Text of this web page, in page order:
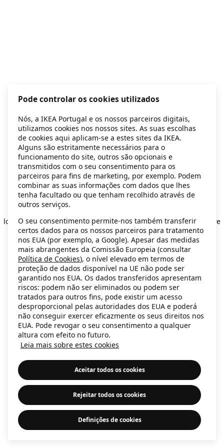
Application error: a client-side exception has occurred
loadingsecondhand.ikea.com (see the browser console for more
information).
Pode controlar os cookies utilizados
Nós, a IKEA Portugal e os nossos parceiros digitais,
utilizamos cookies nos nossos sites. As suas escolhas
de cookies aqui aplicam-se a estes sites da IKEA.
Alguns são estritamente necessários para o
funcionamento do site, outros são opcionais e
transmitidos com o seu consentimento para os
parceiros para fins de marketing, por exemplo. Podem
combinar as suas informações com dados que lhes
tenha facultado ou que tenham recolhido através de
outros serviços.
O seu consentimento permite-nos também transferir
certos dados para os nossos parceiros para tratamento
nos EUA (por exemplo, a Google). Apesar das medidas
mais abrangentes da Comissão Europeia (consultar
Política de Cookies), o nível elevado em termos de
proteção de dados disponível na UE não pode ser
garantido nos EUA. Os dados transferidos apresentam
riscos: podem não ser eliminados ou podem ser
tratados para outros fins, pode existir um acesso
desproporcional pelas autoridades dos EUA e poderá
não conseguir exercer eficazmente os seus direitos nos
EUA. Pode revogar o seu consentimento a qualquer
altura com efeito no futuro.
Leia mais sobre estes cookies
Aceitar todos os cookies
Rejeitar todos os cookies
Definições de cookies